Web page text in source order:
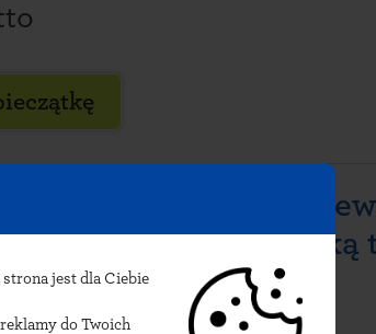
jest dla Ciebie
do Twoich
zestawu: stempel
x 50 mm z poduszką
x 50 mm